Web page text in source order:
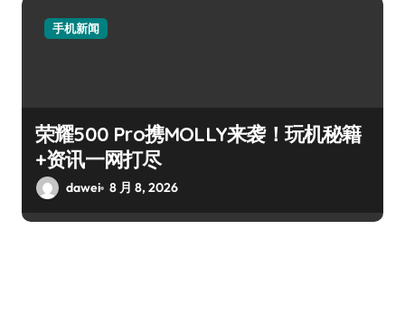
手机新闻
荣耀500 Pro携MOLLY来袭！玩机秘籍
+资讯一网打尽
dawei 8 月 8, 2026